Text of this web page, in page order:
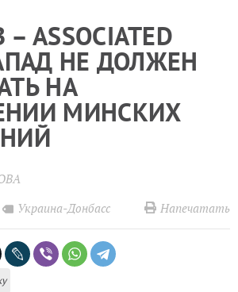
ASSOCIATED
НЕ ДОЛЖЕН
НА
МИНСКИХ
Украина-Донбасс Напечатать